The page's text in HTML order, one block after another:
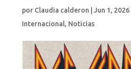
por Claudia calderon Jun 1, 2026|
Internacional, Noticias